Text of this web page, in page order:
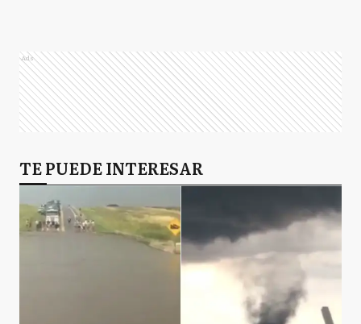
Ads
TE PUEDE INTERESAR